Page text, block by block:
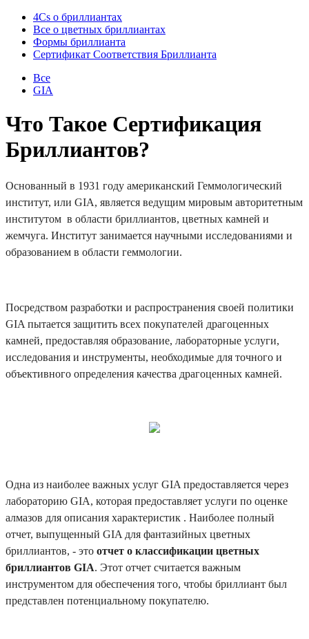
4Cs о бриллиантах
Все о цветных бриллиантах
Формы бриллианта
Сертификат Соответствия Бриллианта
Все
GIA
Что Такое Сертификация
Бриллиантов?
Основанный в 1931 году американский Геммологический
институт, или GIA, является ведущим мировым авторитетным
институтом в области бриллиантов, цветных камней и
жемчуга. Институт занимается научными исследованиями и
образованием в области геммологии.
Посредством разработки и распространения своей политики
GIA пытается защитить всех покупателей драгоценных
камней, предоставляя образование, лабораторные услуги,
исследования и инструменты, необходимые для точного и
объективного определения качества драгоценных камней.
Одна из наиболее важных услуг GIA предоставляется через
лабораторию GIA, которая предоставляет услуги по оценке
алмазов для описания характеристик . Наиболее полный
отчет, выпущенный GIA для фантазийных цветных
бриллиантов, - это отчет о классификации цветных
бриллиантов GIA. Этот отчет считается важным
инструментом для обеспечения того, чтобы бриллиант был
представлен потенциальному покупателю.